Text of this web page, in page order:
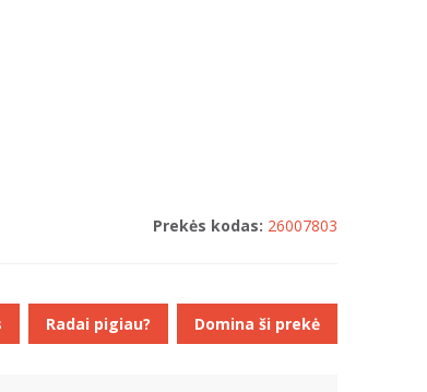
Prekės kodas: 26007803
Radai pigiau? Domina ši prekė